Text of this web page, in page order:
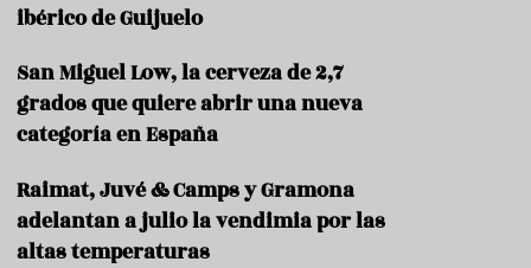
a
u
r
t
s
ibérico de Guijuelo
San Miguel Low, la cerveza de 2,7
grados que quiere abrir una nueva
categoría en España
Raimat, Juvé & Camps y Gramona
adelantan a julio la vendimia por las
altas temperaturas